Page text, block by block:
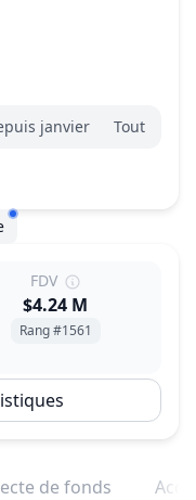
janvier Tout
FDV
$4.24 M
Rang #1561
de fonds